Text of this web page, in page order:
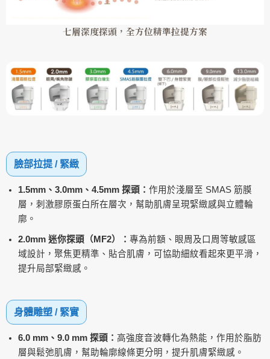
七層深度探頭，全方位精準拉提方案
臉部拉提 / 緊緻
1.5mm、3.0mm、4.5mm 探頭： 作用於淺層至 SMAS 筋膜
層，刺激膠原蛋白所在層次，幫助肌膚呈現緊緻感與立體輪
廓。
2.0mm 迷你探頭（MF2）： 專為前額、眼周及口周等敏感區
域設計，聚焦更精準、貼合肌膚，可協助細紋看起來更平滑，
提升局部緊緻感。
身體雕塑 / 緊實
6.0 mm、9.0 mm 探頭： 高強度音波轉化為熱能，作用於脂肪
層與鬆弛肌膚，幫助輪廓線條更分明，提升肌膚緊緻感。